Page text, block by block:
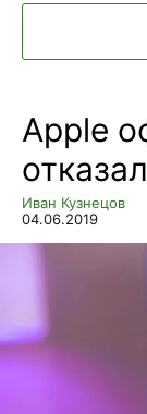
Apple
Иван Кузнецов
04.06.2019